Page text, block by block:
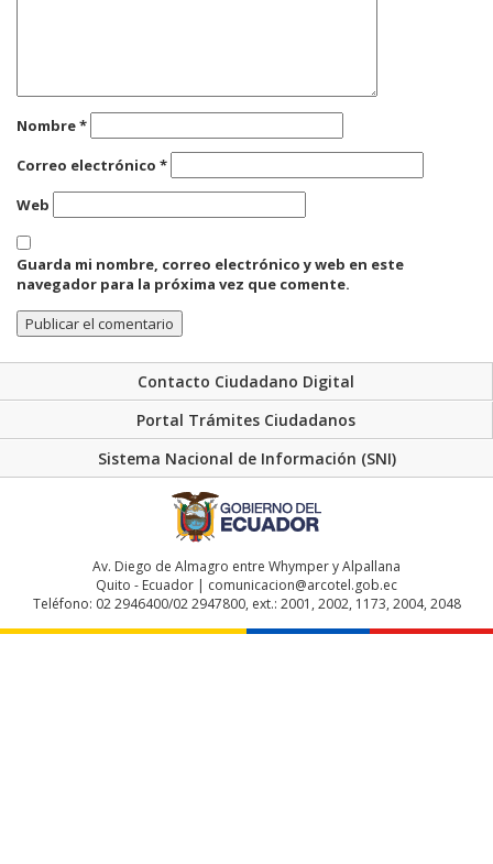
Nombre*
Correo electrónico *
Web
Guarda mi nombre, correo electrónico y web en este
navegador para la próxima vez que comente.
Contacto Ciudadano Digital
Portal Trámites Ciudadanos
Sistema Nacional de Información (SNI)
Av. Diego de Almagro entre Whymper y Alpallana
Quito - Ecuador | comunicacion@arcotel.gob.ec
Teléfono: 02 2946400/02 2947800, ext.: 2001, 2002, 1173, 2004, 2048